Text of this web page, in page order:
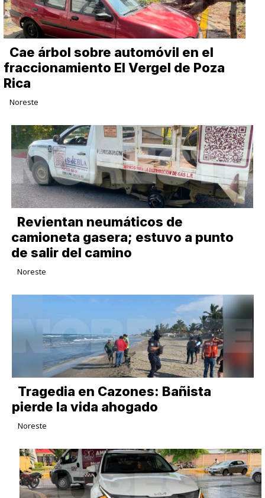
Cae árbol sobre automóvil en el
fraccionamiento El Vergel de Poza
Rica
Noreste
Revientan neumáticos de
camioneta gasera; estuvo a punto
de salir del camino
Noreste
Tragedia en Cazones: Bañista
pierde la vida ahogado
Noreste